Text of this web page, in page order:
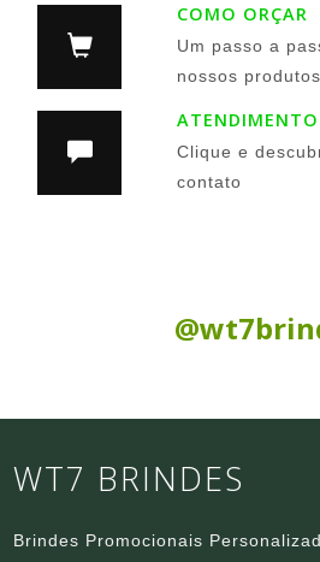
COMO ORÇAR
Um passo a
nossos produtos
ATENDIMENTO
Clique e
contato
WT7 BRINDES
Brindes Promocionais